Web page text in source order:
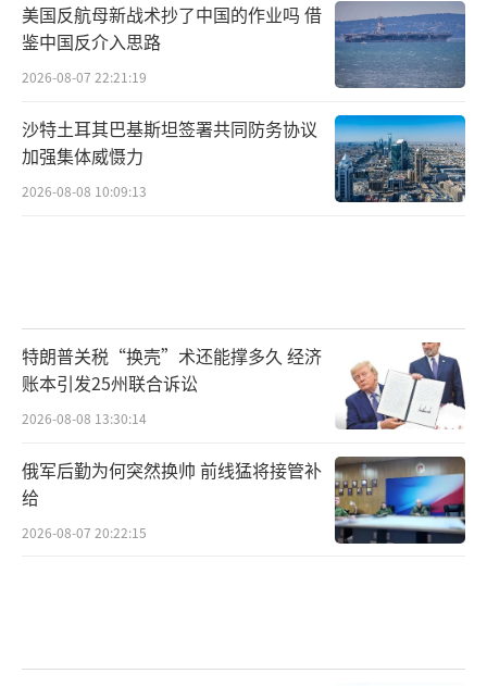
美国反航母新战术抄了中国的作业吗 借
鉴中国反介入思路
2026-08-07 22:21:19
沙特土耳其巴基斯坦签署共同防务协议
加强集体威慑力
2026-08-08 10:09:13
特朗普关税“换壳”术还能撑多久 经济
账本引发25州联合诉讼
2026-08-08 13:30:14
俄军后勤为何突然换帅 前线猛将接管补
给
2026-08-07 20:22:15